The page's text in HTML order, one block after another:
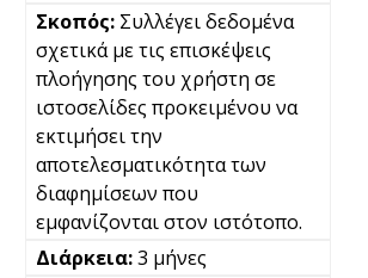
Συλλέγει δεδομένα
σχετικά με τις επισκέψεις
πλοήγησης του χρήστη σε
ιστοσελίδες προκειμένου να
εκτιμήσει την
αποτελεσματικότητα των
διαφημίσεων που
εμφανίζονται στον ιστότοπο.
3 μήνες